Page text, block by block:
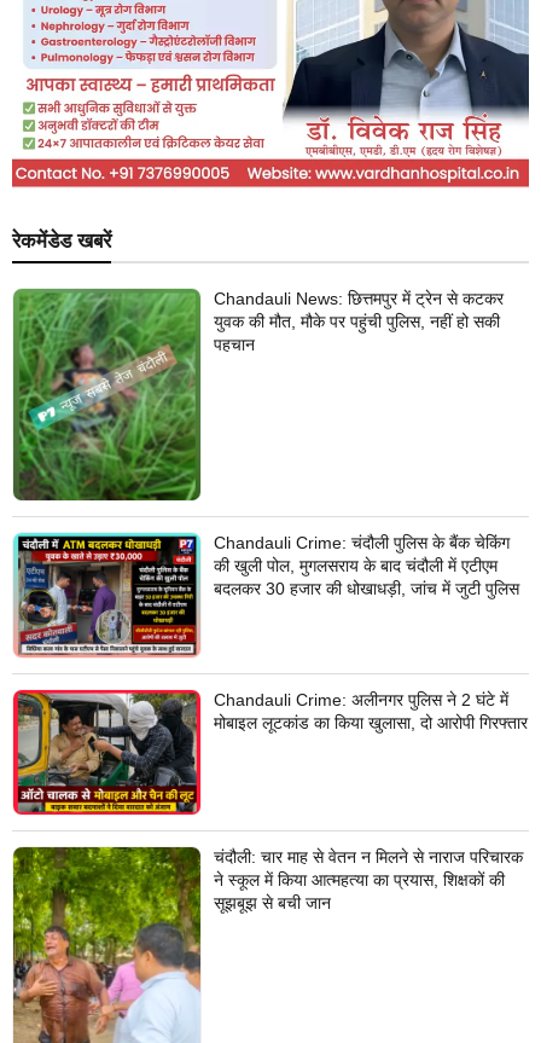
रेकमेंडेड खबरें
Chandauli News: छित्तमपुर में ट्रेन से कटकर
युवक की मौत, मौके पर पहुंची पुलिस, नहीं हो सकी
पहचान
Chandauli Crime: चंदौली पुलिस के बैंक चेकिंग
की खुली पोल, मुगलसराय के बाद चंदौली में एटीएम
बदलकर 30 हजार की धोखाधड़ी, जांच में जुटी पुलिस
Chandauli Crime: अलीनगर पुलिस ने 2 घंटे में
मोबाइल लूटकांड का किया खुलासा, दो आरोपी गिरफ्तार
चंदौली: चार माह से वेतन न मिलने से नाराज परिचारक
ने स्कूल में किया आत्महत्या का प्रयास, शिक्षकों की
सूझबूझ से बची जान